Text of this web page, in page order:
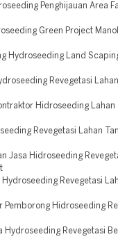
Penghijauan Area
Green Project
Hydroseeding Land
Revegetasi
Hidroseeding Lahan
Revegetasi Lahan
Jasa Hidroseeding
Revegetasi
Hidroseeding
Hydroseeding Revegetasi